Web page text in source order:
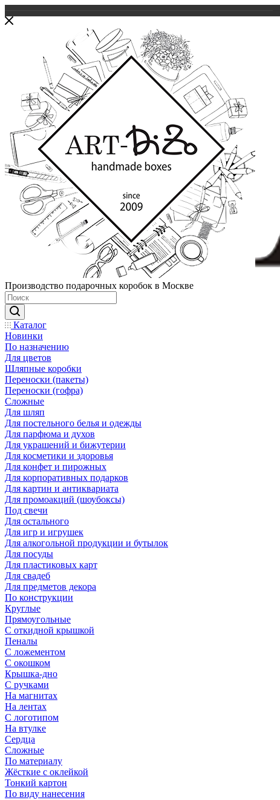
Производство подарочных коробок в Москве
Каталог
Новинки
По назначению
Для цветов
Шляпные коробки
Переноски (пакеты)
Переноски (гофра)
Сложные
Для шляп
Для постельного белья и одежды
Для парфюма и духов
Для украшений и бижутерии
Для косметики и здоровья
Для конфет и пирожных
Для корпоративных подарков
Для картин и антиквариата
Для промоакций (шоубоксы)
Под свечи
Для остального
Для игр и игрушек
Для алкогольной продукции и бутылок
Для посуды
Для пластиковых карт
Для свадеб
Для предметов декора
По конструкции
Круглые
Прямоугольные
С откидной крышкой
Пеналы
С ложементом
С окошком
Крышка-дно
С ручками
На магнитах
На лентах
С логотипом
На втулке
Сердца
Сложные
По материалу
Жёсткие с оклейкой
Тонкий картон
По виду нанесения